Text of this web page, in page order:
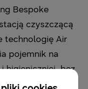
Bespoke
czyszczącą
technologię Air
pojemnik na
higieniczniej, bez